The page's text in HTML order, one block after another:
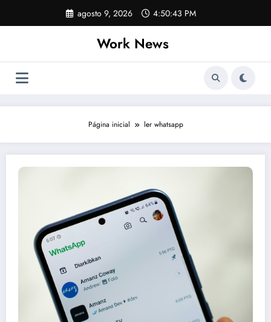
o
agosto 9, 2026 4:50:43 PM
Work News
Página inicial ler whatsapp